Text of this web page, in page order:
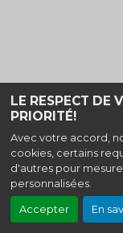
LE RESPECT DE
PRIORITÉ!
Avec votre accord,
cookies, certains
d'autres pour
personnalisées.
Accepter En